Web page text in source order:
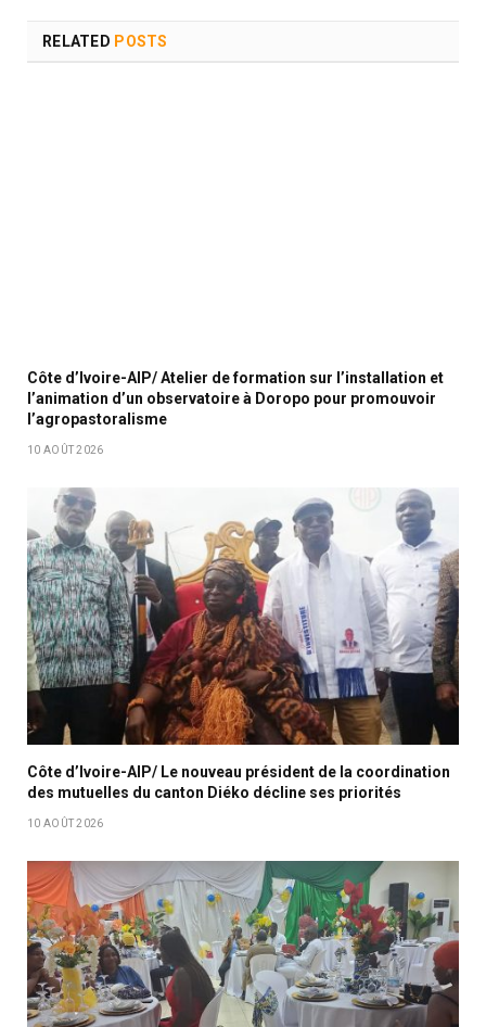
RELATED POSTS
Côte d’Ivoire-AIP/ Atelier de formation sur l’installation et
l’animation d’un observatoire à Doropo pour promouvoir
l’agropastoralisme
10 AOÛT 2026
Côte d’Ivoire-AIP/ Le nouveau président de la coordination
des mutuelles du canton Diéko décline ses priorités
10 AOÛT 2026